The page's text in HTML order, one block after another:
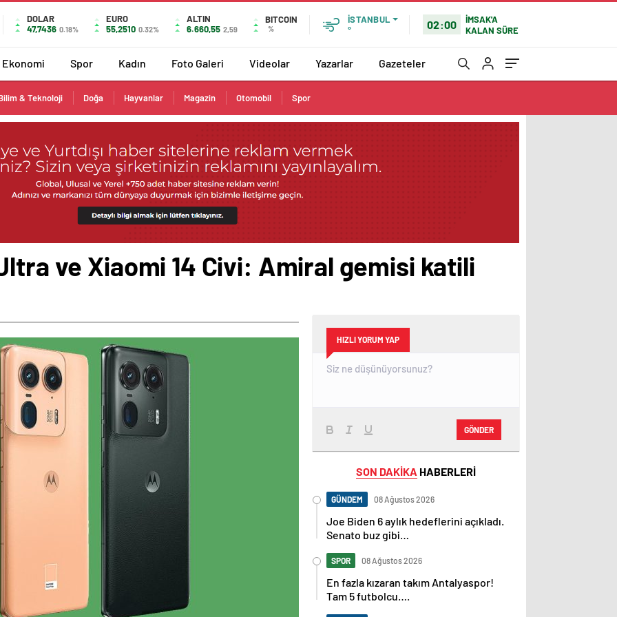
DOLAR
47,7436 0.18%
EURO
55,2510 0.32%
ALTIN
6.660,55 2,59
BITCOIN
%
İSTANBUL
°
02:00
İMSAK'A
KALAN SÜRE
Ekonomi Spor Kadın Foto Galeri Videolar Yazarlar Gazeteler
& Teknoloji Doğa Hayvanlar Magazin Otomobil Spor
ve Xiaomi 14 Civi: Amiral gemisi katili
HIZLI YORUM YAP
GÖNDER
SON DAKİKA HABERLERİ
GÜNDEM 08 Ağustos 2026
Joe Biden 6 aylık hedeflerini açıkladı.
Senato buz gibi…
SPOR 08 Ağustos 2026
En fazla kızaran takım Antalyaspor!
Tam 5 futbolcu….